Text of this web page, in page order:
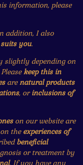
information, please
addition, I also
suits you.
depending on
keep this in
arenatural products
, orinclusions of
on our website are
the experiences of
beneficial
or treatment by
. If you have any